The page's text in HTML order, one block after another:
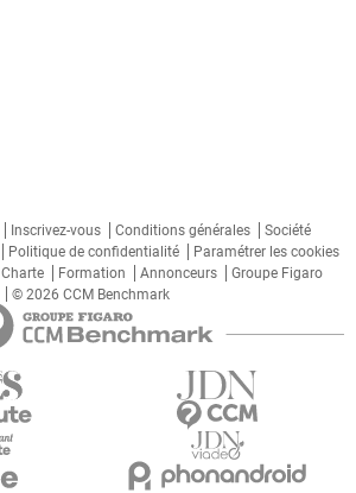
Inscrivez-vous Conditions générales
Société
Politique de confidentialité
Paramétrer les cookies
Charte Formation Annonceurs
Groupe Figaro
© 2026 CCM Benchmark